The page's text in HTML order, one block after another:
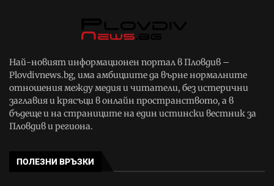
Най-новият информационен портал в Пловдив –
Plovdivnews.bg, има амбициите да върне нормалните
отношения между медия и читатели, без истерични
заглавия и крясъци в онлайн пространството, а в
бъдеще и на страниците на един истински вестник за
Пловдив и региона.
ПОЛЕЗНИ ВРЪЗКИ